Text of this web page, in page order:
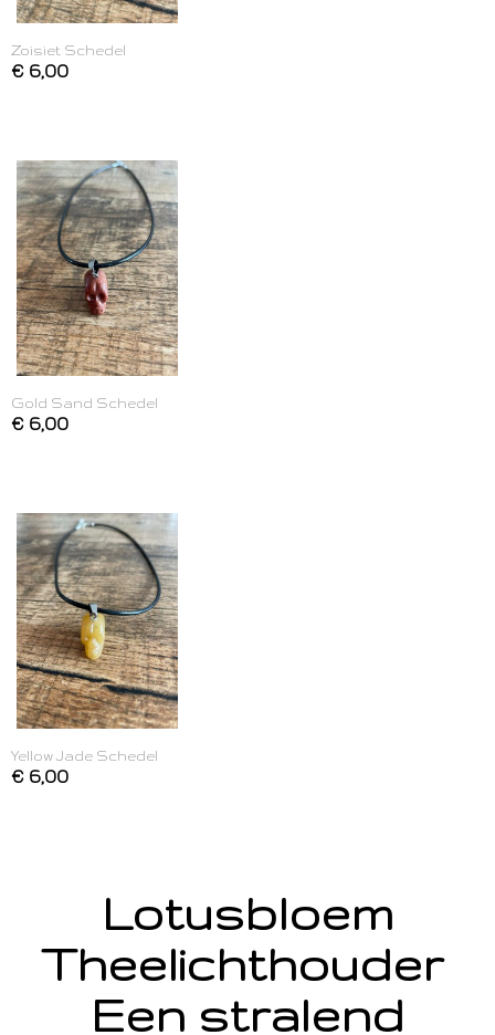
Zoisiet Schedel
€ 6,00
Gold Sand Schedel
€ 6,00
Yellow Jade Schedel
€ 6,00
Lotusbloem
Theelichthouder
Een stralend